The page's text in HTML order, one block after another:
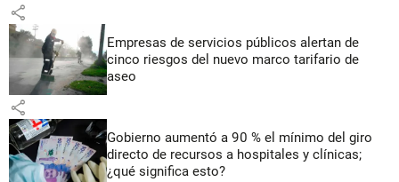
share
Empresas de servicios públicos alertan de
cinco riesgos del nuevo marco tarifario de
aseo
share
Gobierno aumentó a 90 % el mínimo del giro
directo de recursos a hospitales y clínicas;
¿qué significa esto?